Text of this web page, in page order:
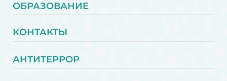
ОБРАЗОВАНИЕ
КОНТАКТЫ
АНТИТЕРРОР